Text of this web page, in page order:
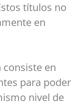
títulos no
en
consiste en
para poder
nivel de